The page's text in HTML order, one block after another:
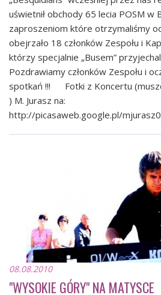
uświetnił obchody 65 lecia POSM w
zaproszeniom które otrzymaliśmy
obejrzało 18 członków Zespołu i
którzy specjalnie „Busem”
Pozdrawiamy członków Zespołu i
spotkań !!! Fotki z Koncertu
) M. Jurasz na:
http://picasaweb.google.pl/
08.08.2010
"WYSOKIE GÓRY" NA MATYSCE